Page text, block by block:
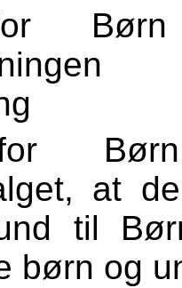
for
at
til
børn og